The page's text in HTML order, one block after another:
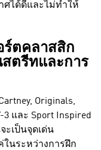
ศได้ดีและไม่ทำให้
ร์ตคลาสสิก
ตรีทและการ
Originals,
3 และ Sport Inspired
ะเป็นจุดเด่น
นระหว่างการฝึก